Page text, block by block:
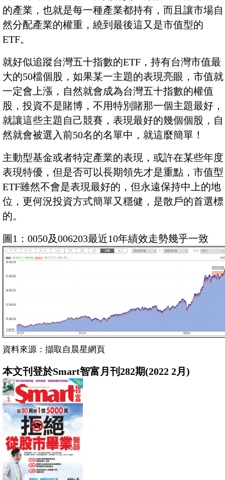
的產業，也就是每一種產業都持有，而且讓市場自
然分配產業的權重，繞到最後這又是市值型的
ETF。
就好似追蹤台灣五十指數的ETF，持有台灣市值最
大的50檔個股，如果某一主題的表現亮眼，市值就
一定會上漲，自然就會成為台灣五十指數的權值
股，投資不是賭博，不用特別賭那一個主題最好，
就讓這些主題自己競賽，表現最好的幾個個股，自
然就會被選入前50名的名單中，就這麼簡單！
主動型基金或者特定產業的表現，或許在某些年度
表現特優，但是否可以長期領先才是重點，市值型
ETF雖然不會是表現最好的，但永遠保持中上的地
位，更何況投資方式簡單又穩健，是散戶的首選標
的。
圖1：0050及006203最近10年績效走勢幾乎一致
資料來源：擷取自晨星網頁
本文刊登於Smart智富月刊282期(2022 2月)